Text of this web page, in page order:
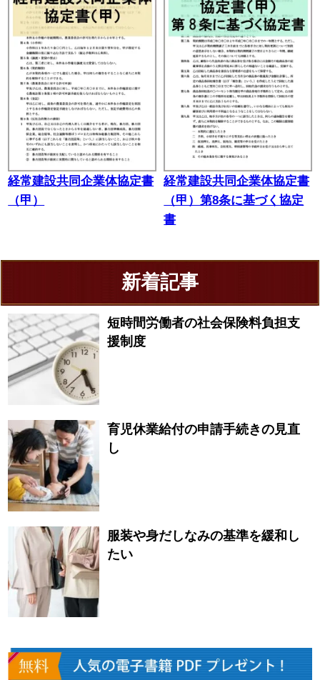
経常建設共同企業体協定書
（甲）
経常建設共同企業体協定書
（甲）第8条に基づく協定
書
新着記事
短時間労働者の社会保険料負担支
援制度
育児休業給付の申請手続きの見直
し
服装や身だしなみの基準を緩和し
たい